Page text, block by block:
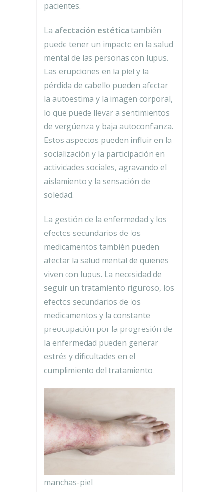
pacientes.
La afectación estética también
puede tener un impacto en la salud
mental de las personas con lupus.
Las erupciones en la piel y la
pérdida de cabello pueden afectar
la autoestima y la imagen corporal,
lo que puede llevar a sentimientos
de vergüenza y baja autoconfianza.
Estos aspectos pueden influir en la
socialización y la participación en
actividades sociales, agravando el
aislamiento y la sensación de
soledad.
La gestión de la enfermedad y los
efectos secundarios de los
medicamentos también pueden
afectar la salud mental de quienes
viven con lupus. La necesidad de
seguir un tratamiento riguroso, los
efectos secundarios de los
medicamentos y la constante
preocupación por la progresión de
la enfermedad pueden generar
estrés y dificultades en el
cumplimiento del tratamiento.
manchas-piel